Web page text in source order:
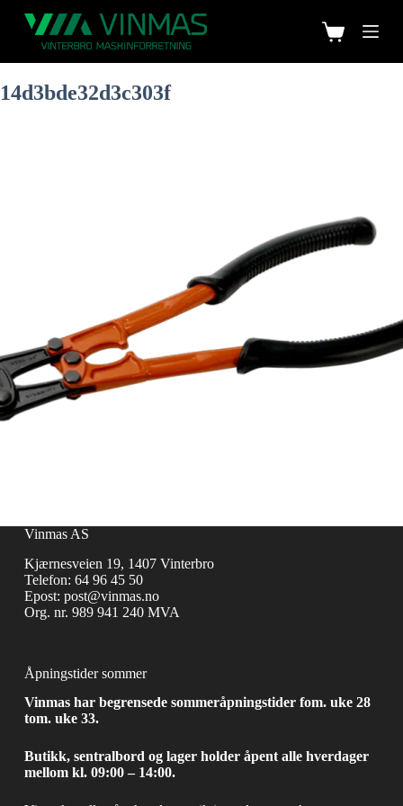
14d3bde32d3c303f
Vinmas AS
Kjærnesveien 19, 1407 Vinterbro
Telefon: 64 96 45 50
Epost: post@vinmas.no
Org. nr. 989 941 240 MVA
Åpningstider sommer
Vinmas har begrensede sommeråpningstider fom. uke 28
tom. uke 33.
Butikk, sentralbord og lager holder åpent alle hverdager
mellom kl. 09:00 – 14:00.